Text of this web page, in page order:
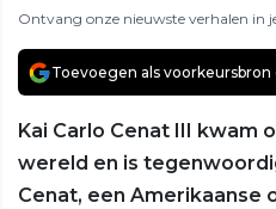
Ontvang onze nieuwste verhalen in
Toevoegen als voorkeursbron
Kai Carlo Cenat III kwam
wereld en is
Cenat, een Amerikaanse